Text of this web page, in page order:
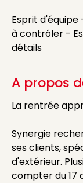
Esprit
à contrôler -
détails
A propos
La rentrée
Synergie
ses clients,
d'extérieur.
compter du 17